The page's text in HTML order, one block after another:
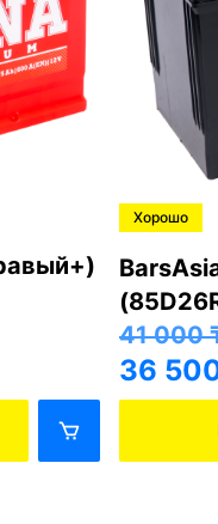
Хорошо
41 000
36